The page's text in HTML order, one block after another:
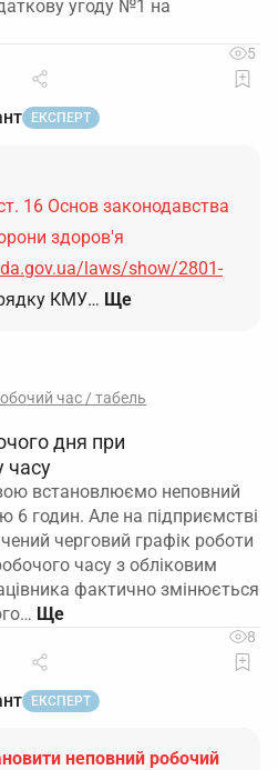
угоду №1 на
5
ЕКСПЕРТ
16 Основ законодавства
здоров'я
laws/show/2801-
КМУ… Ще
час / табель
дня при
часу
встановлюємо неповний
6 годин. Але на підприємстві
черговий графік роботи
часу з обліковим
фактично змінюється
8
ЕКСПЕРТ
неповний робочий